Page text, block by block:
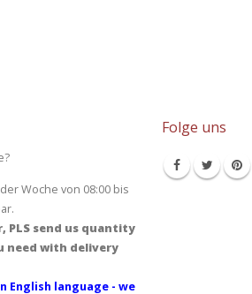
Woche von 08:00 bis
PLS send us quantity
need with delivery
English language - we
Folge uns